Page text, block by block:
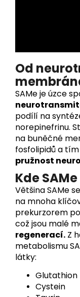
Od
SAMe je úzce
podílí na
norepinefrinu.
na buněčné
fosfolipidů a
pružnost
Kde
Většina SAMe se
na mnoha
prekurzorem
což jsou malé
regenerací. Z
metabolismu
látky:
Glutathion
Cystein